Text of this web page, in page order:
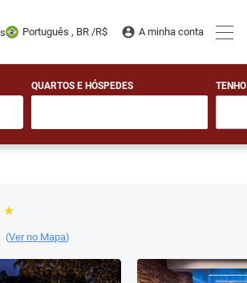
Português , BR /R$ A minha conta
QUARTOS E HÓSPEDES
(Ver no Mapa)